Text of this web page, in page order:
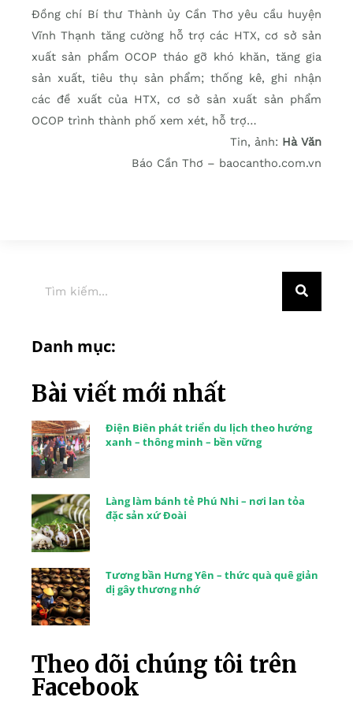
Ðồng chí Bí thư Thành ủy Cần Thơ yêu cầu huyện
Vĩnh Thạnh tăng cường hỗ trợ các HTX, cơ sở sản
xuất sản phẩm OCOP tháo gỡ khó khăn, tăng gia
sản xuất, tiêu thụ sản phẩm; thống kê, ghi nhận
các đề xuất của HTX, cơ sở sản xuất sản phẩm
OCOP trình thành phố xem xét, hỗ trợ…
Tin, ảnh: Hà Văn
Báo Cần Thơ – baocantho.com.vn
Danh mục:
Bài viết mới nhất
Điện Biên phát triển du lịch theo hướng
xanh – thông minh – bền vững
Làng làm bánh tẻ Phú Nhi – nơi lan tỏa
đặc sản xứ Đoài
Tương bần Hưng Yên – thức quà quê giản
dị gây thương nhớ
Theo dõi chúng tôi trên
Facebook